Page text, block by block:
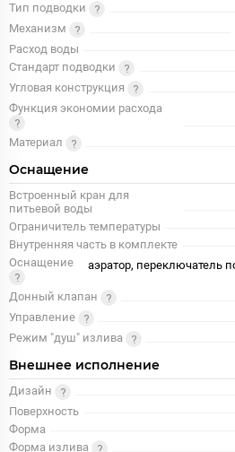
Тип подводки
Механизм
Расход воды
Стандарт подводки
Угловая конструкция
Функция экономии расхода
Материал
Оснащение
Встроенный кран для
питьевой воды
Ограничитель температуры
Внутренняя часть в комплекте
Оснащение
аэратор, переключатель
Донный клапан
Управление
Режим "душ" излива
Внешнее исполнение
Дизайн
Поверхность
Форма
Форма излива